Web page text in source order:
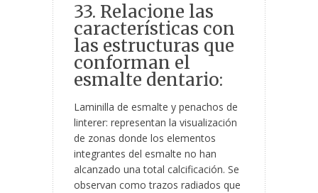
33. Relacione las
características con
las estructuras que
conforman el
esmalte dentario:
Laminilla de esmalte y penachos de
linterer: representan la visualización
de zonas donde los elementos
integrantes del esmalte no han
alcanzado una total calcificación. Se
observan como trazos radiados que